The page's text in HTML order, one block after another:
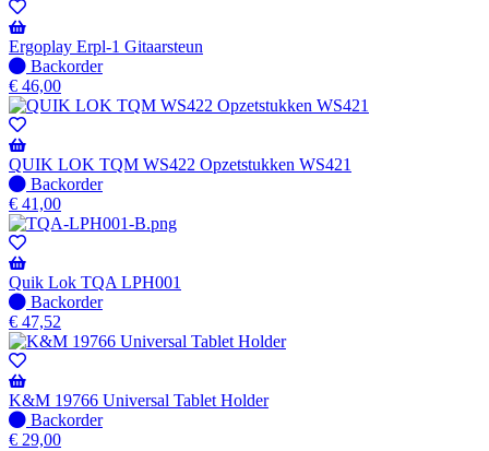
-
Wordt
verzonden
wanneer
beschikbaar
Ergoplay Erpl-1 Gitaarsteun
Niet
op
voorraad
-
Wordt
verzonden
wanneer
beschikbaar
Backorder
€ 46,00
QUIK LOK TQM WS422 Opzetstukken WS421
Niet
op
voorraad
-
Wordt
verzonden
wanneer
beschikbaar
Backorder
€ 41,00
Quik Lok TQA LPH001
Niet
op
voorraad
-
Wordt
verzonden
wanneer
beschikbaar
Backorder
€ 47,52
K&M 19766 Universal Tablet Holder
Niet
op
Backorder
€ 29,00